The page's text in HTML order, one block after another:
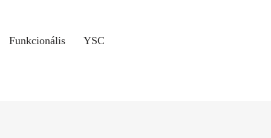
Funkcionális YSC